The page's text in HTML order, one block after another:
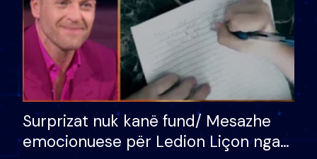
Surprizat nuk kanë fund/ Mesazhe
emocionuese për Ledion Liçon nga